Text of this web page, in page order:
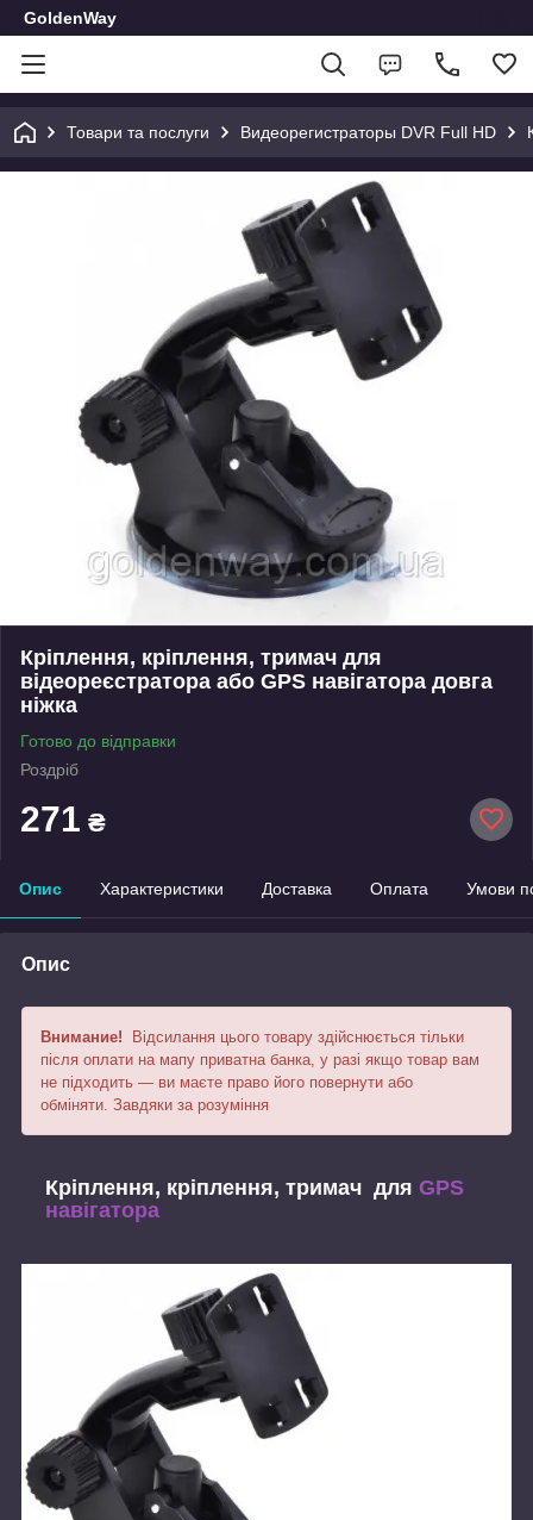
GoldenWay
Товари та послуги Видеорегистраторы DVR Full HD
Кріплення, кріплення, тримач для
відеореєстратора або GPS навігатора довга
ніжка
Готово до відправки
Роздріб
271 ₴
Опис Характеристики Доставка Оплата Умови
Опис
Внимание! Відсилання цього товару здійснюється тільки
після оплати на мапу приватна банка, у разі якщо товар вам
не підходить — ви маєте право його повернути або
обміняти. Завдяки за розуміння
Кріплення, кріплення, тримач для GPS
навігатора